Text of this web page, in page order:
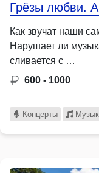
Грёзы любви.
Как звучат наши
Нарушает ли
сливается с …
600 - 1000
Концерты